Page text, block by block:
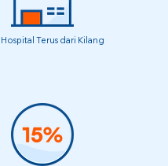
Terus dari Kilang